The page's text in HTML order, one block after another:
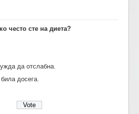
често сте на диета?
да отслабна.
досега.